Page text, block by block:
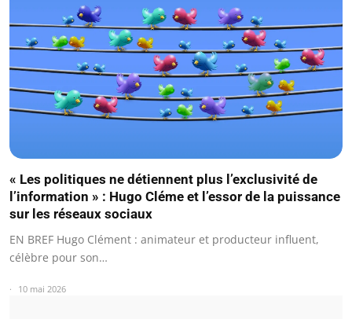
« Les politiques ne détiennent plus l’exclusivité de
l’information » : Hugo Cléme et l’essor de la puissance
sur les réseaux sociaux
EN BREF Hugo Clément : animateur et producteur influent,
célèbre pour son…
10 mai 2026